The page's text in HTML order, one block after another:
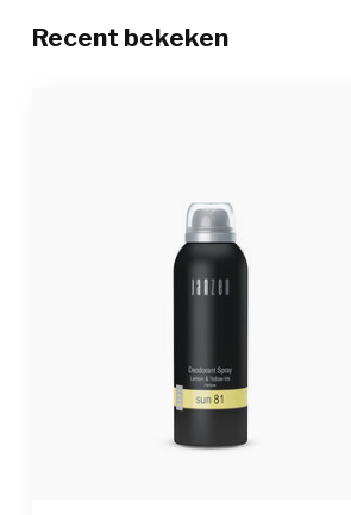
Recent bekeken